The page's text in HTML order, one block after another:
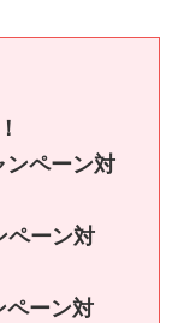
ンペーン対
ペーン対
ペーン対